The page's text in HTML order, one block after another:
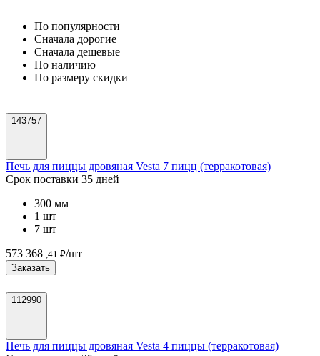
По популярности
Cначала дорогие
Cначала дешевые
По наличию
По размеру скидки
143757
Печь для пиццы дровяная Vesta 7 пицц (терракотовая)
Срок поставки 35 дней
300 мм
1 шт
7 шт
573 368 ,41 ₽/шт
Заказать
112990
Печь для пиццы дровяная Vesta 4 пиццы (терракотовая)